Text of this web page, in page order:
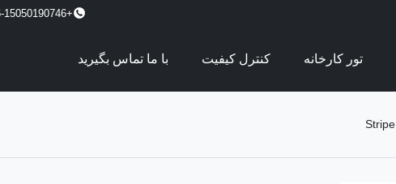
+86-15050190746
تور کارخانه کنترل کیفیت با ما تماس بگیرید